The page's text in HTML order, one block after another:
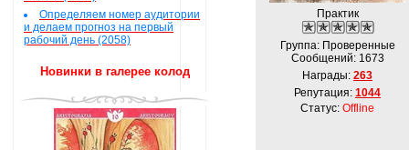
Определяем номер аудитории
и делаем прогноз на первый
рабочий день (2058)
Новинки в галерее колод
Практик
Группа: Проверенные
Сообщений: 1673
Награды: 263
Репутация: 1044
Статус: Offline